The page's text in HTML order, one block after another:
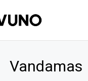
Vandamas